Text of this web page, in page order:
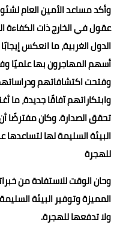
وأكد مساعد الأمين العام
عقول في الخارج ذات الكفاءة
الدول الغربية، ما انعكس
أسهم المهاجرون بها علميًا
وفتحت اكتشافاتهم
وابتكاراتهم آفاقًا جديدة، ما
تحقق الصدارة. وكان مفترضًا
البيئة السليمة لها لتساعدها
للهجرة
وحان الوقت للاستفادة من
المميزة وتوفير البيئة
ولا تدفعها للهجرة.